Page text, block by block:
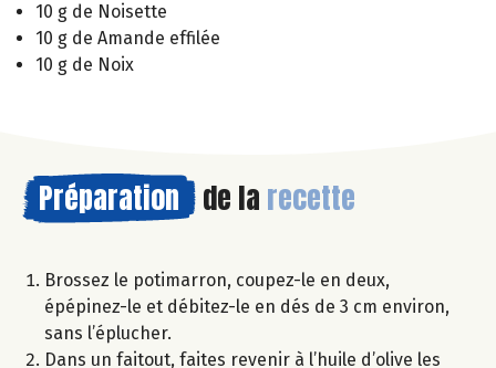
10 g de Noisette
10 g de Amande effilée
10 g de Noix
Préparation de la recette
Brossez le potimarron, coupez-le en deux,
épépinez-le et débitez-le en dés de 3 cm environ,
sans l’éplucher.
Dans un faitout, faites revenir à l’huile d’olive les